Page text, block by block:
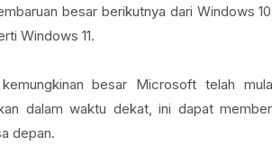
besar berikutnya dari Windows
Windows 11.
besar Microsoft telah
dalam waktu dekat, ini dapat
depan.